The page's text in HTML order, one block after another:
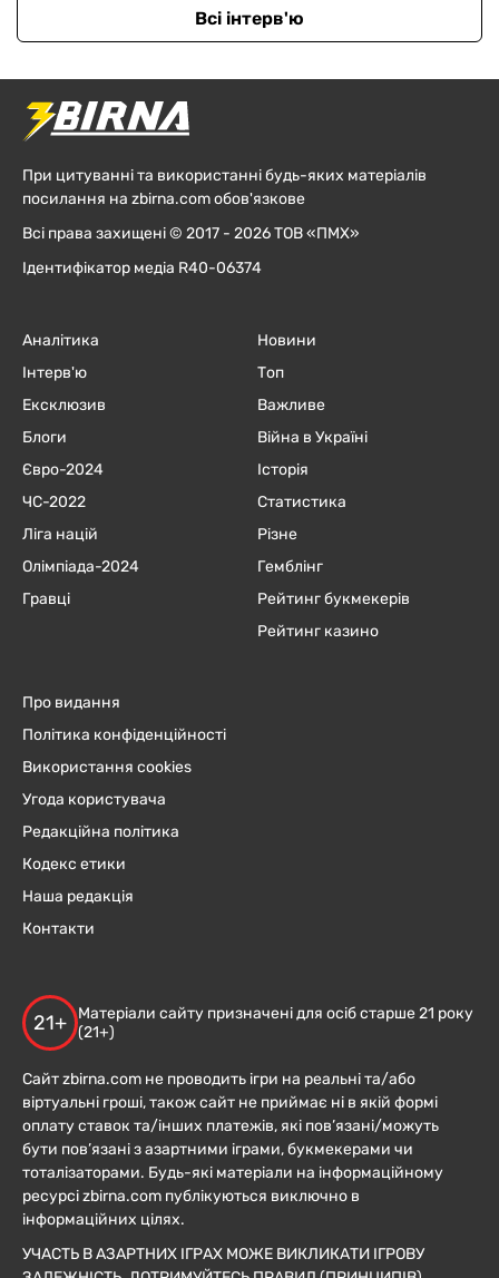
Всі інтерв'ю
При цитуванні та використанні будь-яких матеріалів
посилання на zbirna.com обов'язкове
Всі права захищені © 2017 - 2026 ТОВ «ПМХ»
Ідентифікатор медіа R40-06374
Аналітика
Інтерв'ю
Ексклюзив
Блоги
Євро-2024
ЧC-2022
Ліга націй
Олімпіада-2024
Гравці
Новини
Топ
Важливе
Війна в Україні
Історія
Статистика
Різне
Гемблінг
Рейтинг букмекерів
Рейтинг казино
Про видання
Політика конфіденційності
Використання cookies
Угода користувача
Редакційна політика
Кодекс етики
Наша редакція
Контакти
21+
Матеріали сайту призначені для осіб старше 21 року
(21+)
Сайт zbirna.com не проводить ігри на реальні та/або
віртуальні гроші, також сайт не приймає ні в якій формі
оплату ставок та/інших платежів, які пов’язані/можуть
бути пов’язані з азартними іграми, букмекерами чи
тоталізаторами. Будь-які матеріали на інформаційному
ресурсі zbirna.com публікуються виключно в
інформаційних цілях.
УЧАСТЬ В АЗАРТНИХ ІГРАХ МОЖЕ ВИКЛИКАТИ ІГРОВУ